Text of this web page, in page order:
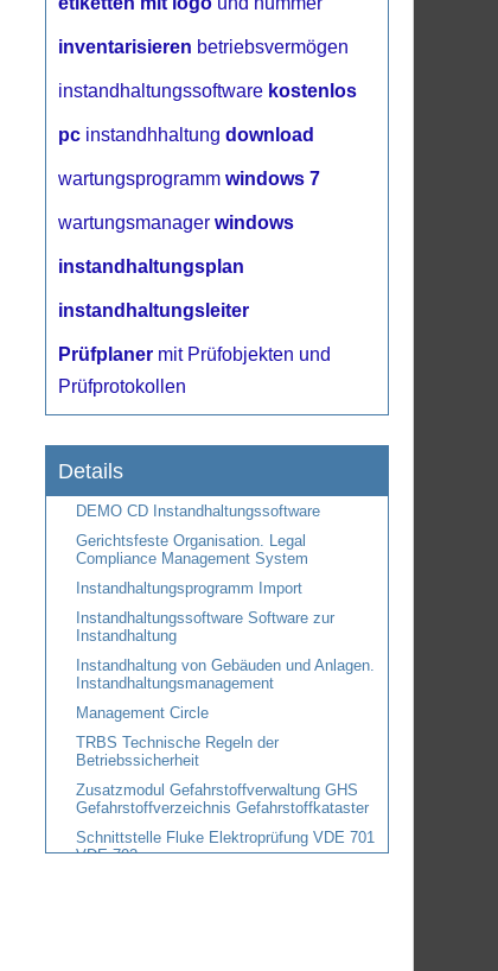
inventarisieren betriebsvermögen
instandhaltungssoftware kostenlos
pc instandhhaltung download
wartungsprogramm windows 7
wartungsmanager windows
instandhaltungsplan
instandhaltungsleiter
Prüfplaner mit Prüfobjekten und
Prüfprotokollen
Details
DEMO CD Instandhaltungssoftware
Gerichtsfeste Organisation. Legal
Compliance Management System
Instandhaltungsprogramm Import
Instandhaltungssoftware Software zur
Instandhaltung
Instandhaltung von Gebäuden und Anlagen.
Instandhaltungsmanagement
Management Circle
TRBS Technische Regeln der
Betriebssicherheit
Zusatzmodul Gefahrstoffverwaltung GHS
Gefahrstoffverzeichnis Gefahrstoffkataster
Schnittstelle Fluke Elektroprüfung VDE 701
VDE 702